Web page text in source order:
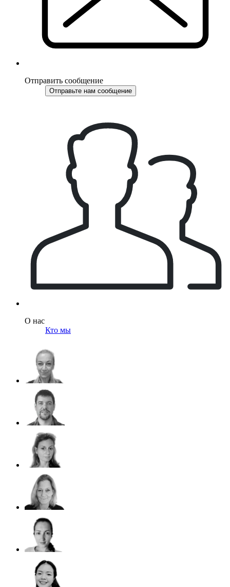
Отправить сообщение
Отправьте нам сообщение
О нас
Кто мы